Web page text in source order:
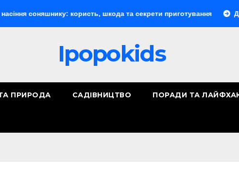
користь, шкода та секрети приготування
Ipopokids
ПРИРОДА САДІВНИЦТВО ПОРАДИ ТА